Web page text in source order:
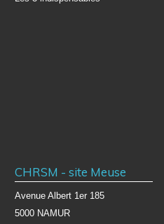
CHRSM - site Meuse
Avenue Albert 1er 185
5000 NAMUR